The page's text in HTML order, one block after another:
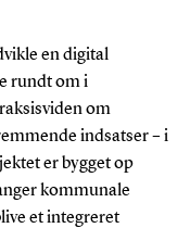
en digital
rundt om i
om
indsatser – i
er bygget op
kommunale
et integreret